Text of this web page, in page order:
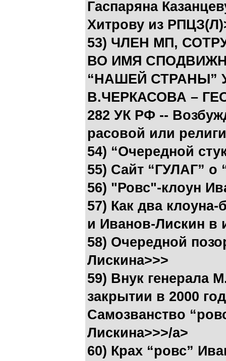
Гаспаряна
Хитрову из
53) ЧЛЕН МП,
ВО ИМЯ
“НАШЕЙ СТРАНЫ”
В.ЧЕРКАСОВА –
282 УК РФ --
расовой или
54) “Очередной
55) Сайт “ГУЛАГ” о
56) "Ровс"-клоун
57) Как два
и Иванов-Лискин в
58) Очередной
Лискина>>>
59) Внук генерала
закрытии в 2000
Самозванство
Лискина>>>/a>
60) Крах “ровс”